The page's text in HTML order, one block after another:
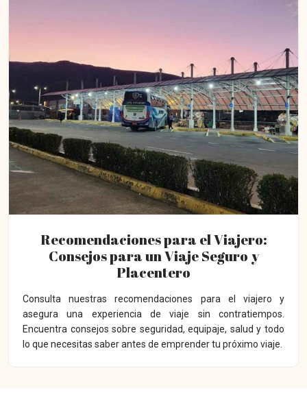
Recomendaciones para el Viajero:
Consejos para un Viaje Seguro y
Placentero
Consulta nuestras recomendaciones para el viajero y
asegura una experiencia de viaje sin contratiempos.
Encuentra consejos sobre seguridad, equipaje, salud y todo
lo que necesitas saber antes de emprender tu próximo viaje.